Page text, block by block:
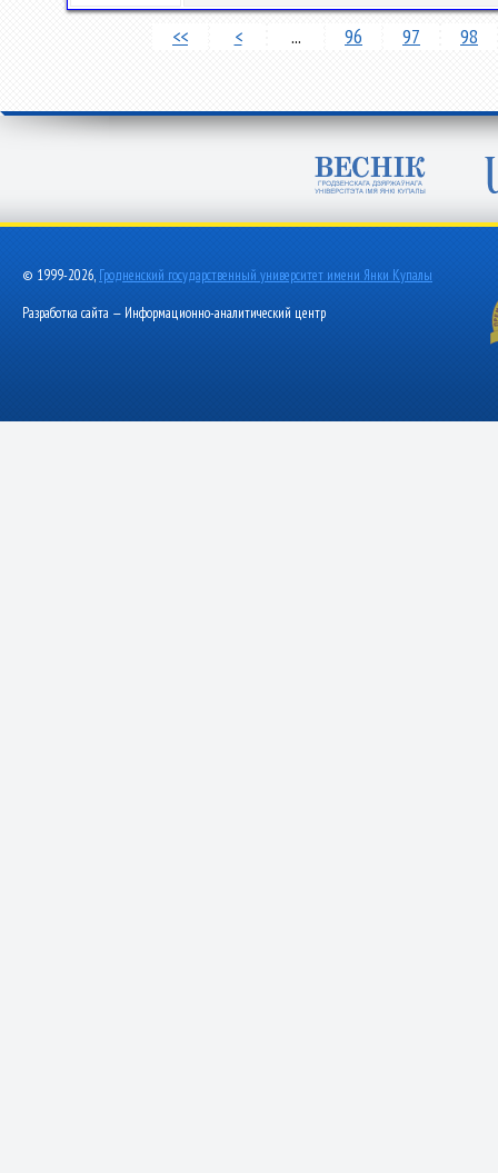
<< < ... 96 97 98
© 1999-2026, Гродненский государственный университет имени Янки Купалы
Разработка сайта — Информационно-аналитический центр